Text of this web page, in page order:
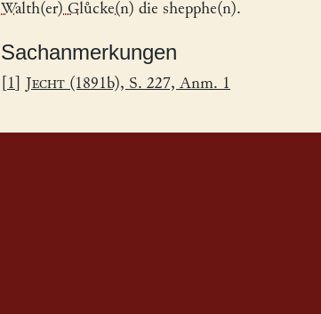
Walth(er) Glůcke(n) die shepphe(n).
Sachanmerkungen
1 Jecht (1891b), S. 227, Anm. 1